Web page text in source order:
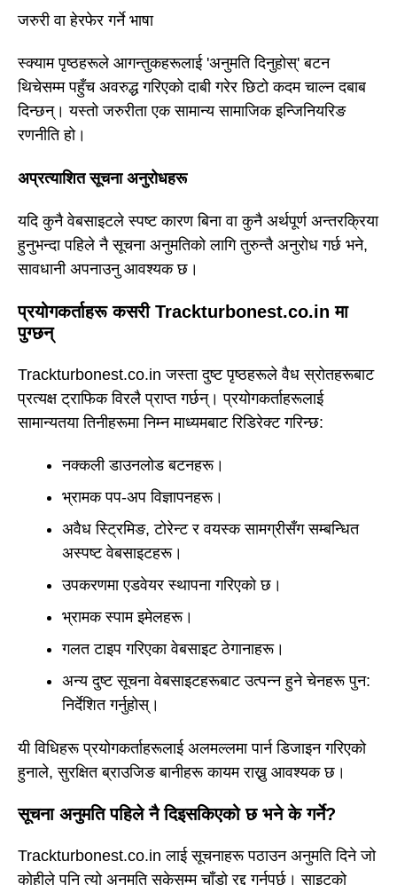
जरुरी वा हेरफेर गर्ने भाषा
स्क्याम पृष्ठहरूले आगन्तुकहरूलाई 'अनुमति दिनुहोस्' बटन
थिचेसम्म पहुँच अवरुद्ध गरिएको दाबी गरेर छिटो कदम चाल्न दबाब
दिन्छन्। यस्तो जरुरीता एक सामान्य सामाजिक इन्जिनियरिङ
रणनीति हो।
अप्रत्याशित सूचना अनुरोधहरू
यदि कुनै वेबसाइटले स्पष्ट कारण बिना वा कुनै अर्थपूर्ण अन्तरक्रिया
हुनुभन्दा पहिले नै सूचना अनुमतिको लागि तुरुन्तै अनुरोध गर्छ भने,
सावधानी अपनाउनु आवश्यक छ।
प्रयोगकर्ताहरू कसरी Trackturbonest.co.in मा
पुग्छन्
Trackturbonest.co.in जस्ता दुष्ट पृष्ठहरूले वैध स्रोतहरूबाट
प्रत्यक्ष ट्राफिक विरलै प्राप्त गर्छन्। प्रयोगकर्ताहरूलाई
सामान्यतया तिनीहरूमा निम्न माध्यमबाट रिडिरेक्ट गरिन्छ:
नक्कली डाउनलोड बटनहरू।
भ्रामक पप-अप विज्ञापनहरू।
अवैध स्ट्रिमिङ, टोरेन्ट र वयस्क सामग्रीसँग सम्बन्धित
अस्पष्ट वेबसाइटहरू।
उपकरणमा एडवेयर स्थापना गरिएको छ।
भ्रामक स्पाम इमेलहरू।
गलत टाइप गरिएका वेबसाइट ठेगानाहरू।
अन्य दुष्ट सूचना वेबसाइटहरूबाट उत्पन्न हुने चेनहरू पुन:
निर्देशित गर्नुहोस्।
यी विधिहरू प्रयोगकर्ताहरूलाई अलमल्लमा पार्न डिजाइन गरिएको
हुनाले, सुरक्षित ब्राउजिङ बानीहरू कायम राख्नु आवश्यक छ।
सूचना अनुमति पहिले नै दिइसकिएको छ भने के गर्ने?
Trackturbonest.co.in लाई सूचनाहरू पठाउन अनुमति दिने जो
कोहीले पनि त्यो अनुमति सकेसम्म चाँडो रद्द गर्नुपर्छ। साइटको